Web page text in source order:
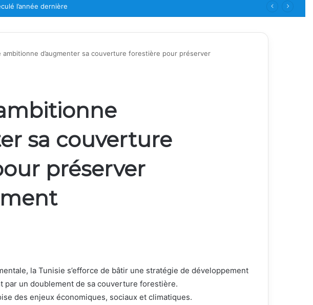
ambitionne d’augmenter sa couverture forestière pour préserver
sa couverture
préserver
la Tunisie s’efforce de bâtir une stratégie de développement
par un doublement de sa couverture forestière.
des enjeux économiques, sociaux et climatiques.